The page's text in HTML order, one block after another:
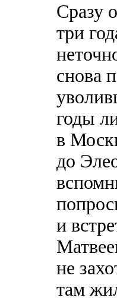
Сразу
три
снова
годы
в
до
и
не
там